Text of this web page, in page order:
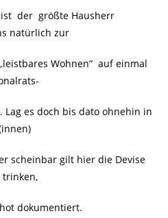
der größte Hausherr
natürlich zur
Wohnen“ auf einmal
es doch bis dato ohnehin in
scheinbar gilt hier die Devise
trinken,
dokumentiert.